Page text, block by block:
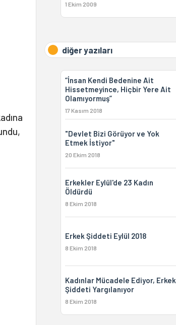
1 Ekim 2009
diğer yazıları
“İnsan Kendi Bedenine Ait
Hissetmeyince, Hiçbir Yere Ait
Olamıyormuş”
17 Kasım 2018
"Devlet Bizi Görüyor ve Yok
Etmek İstiyor"
20 Ekim 2018
Erkekler Eylül'de 23 Kadın
Öldürdü
8 Ekim 2018
Erkek Şiddeti Eylül 2018
8 Ekim 2018
Kadınlar Mücadele Ediyor, Erkek
Şiddeti Yargılanıyor
8 Ekim 2018